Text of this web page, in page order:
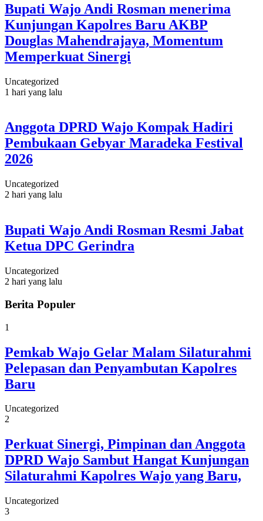
Bupati Wajo Andi Rosman menerima
Kunjungan Kapolres Baru AKBP
Douglas Mahendrajaya, Momentum
Memperkuat Sinergi
Uncategorized
1 hari yang lalu
Anggota DPRD Wajo Kompak Hadiri
Pembukaan Gebyar Maradeka Festival
2026
Uncategorized
2 hari yang lalu
Bupati Wajo Andi Rosman Resmi Jabat
Ketua DPC Gerindra
Uncategorized
2 hari yang lalu
Berita Populer
1
Pemkab Wajo Gelar Malam Silaturahmi
Pelepasan dan Penyambutan Kapolres
Baru
Uncategorized
2
Perkuat Sinergi, Pimpinan dan Anggota
DPRD Wajo Sambut Hangat Kunjungan
Silaturahmi Kapolres Wajo yang Baru,
Uncategorized
3